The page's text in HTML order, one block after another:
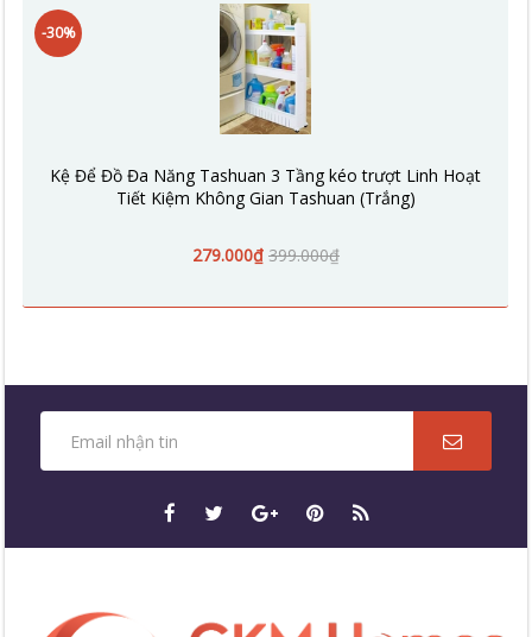
-30%
Kệ Để Đồ Đa Năng Tashuan 3 Tầng kéo trượt Linh Hoạt
Tiết Kiệm Không Gian Tashuan (Trắng)
279.000₫ 399.000₫